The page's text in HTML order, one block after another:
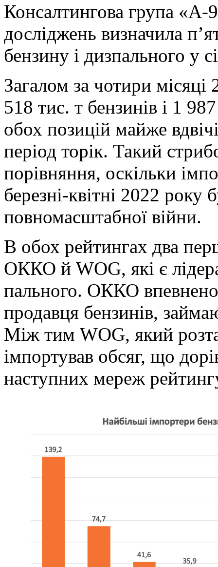
Консалтингова група «А-
досліджень визначила
бензину і дизпального у
Загалом за чотири
518 тис. т бензинів і 1
обох позицій майже
період торік. Такий
порівняння, оскільки
березні-квітні 2022 року
повномасштабної війни.
В обох рейтингах два
ОККО й WOG, які є
пального. ОККО
продавця бензинів,
Між тим WOG, який
імпортував обсяг, що
наступних мереж